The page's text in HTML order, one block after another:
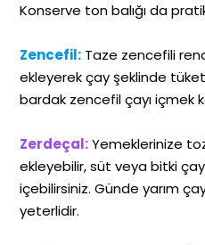
Konserve ton balığı da
Zencefil: Taze zencefili
ekleyerek çay şeklinde
bardak zencefil çayı içmek
Zerdeçal:Yemeklerinize
ekleyebilir, süt veya bitki
içebilirsiniz. Günde yarım
yeterlidir.